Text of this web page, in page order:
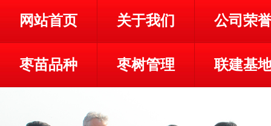
网站首页 关于我们 公司荣
枣苗品种 枣树管理 联建基